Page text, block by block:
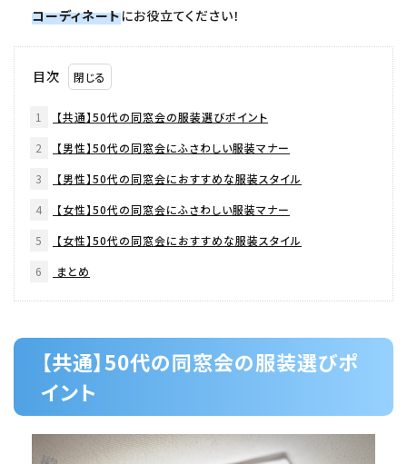
コーディネートにお役立てください！
目次
1
【共通】50代の同窓会の服装選びポイント
2
【男性】50代の同窓会にふさわしい服装マナー
3
【男性】50代の同窓会におすすめな服装スタイル
4
【女性】50代の同窓会にふさわしい服装マナー
5
【女性】50代の同窓会におすすめな服装スタイル
6
まとめ
【共通】50代の同窓会の服装選びポ
イント